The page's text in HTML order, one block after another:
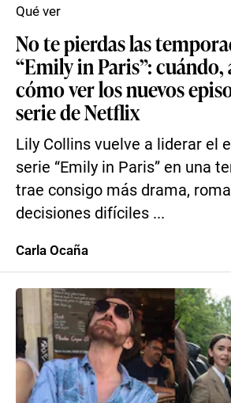
No te pierdas las
“Emily in Paris”: cuándo,
cómo ver los nuevos
serie de Netflix
Lily Collins vuelve a liderar el
serie “Emily in Paris” en una
trae consigo más drama,
decisiones difíciles ...
Qué ver
Carla Ocaña